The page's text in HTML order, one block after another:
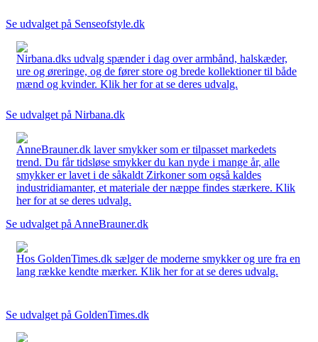
Se udvalget på Senseofstyle.dk
Nirbana.dks udvalg spænder i dag over armbånd, halskæder,
ure og øreringe, og de fører store og brede kollektioner til både
mænd og kvinder. Klik her for at se deres udvalg.
Se udvalget på Nirbana.dk
AnneBrauner.dk laver smykker som er tilpasset markedets
trend. Du får tidsløse smykker du kan nyde i mange år, alle
smykker er lavet i de såkaldt Zirkoner som også kaldes
industridiamanter, et materiale der næppe findes stærkere. Klik
her for at se deres udvalg.
Se udvalget på AnneBrauner.dk
Hos GoldenTimes.dk sælger de moderne smykker og ure fra en
lang række kendte mærker. Klik her for at se deres udvalg.
Se udvalget på GoldenTimes.dk